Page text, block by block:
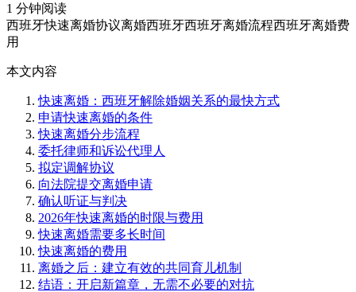
1 分钟阅读
西班牙快速离婚协议离婚西班牙西班牙离婚流程西班牙离婚费
用
本文内容
快速离婚：西班牙解除婚姻关系的最快方式
申请快速离婚的条件
快速离婚分步流程
委托律师和诉讼代理人
拟定调解协议
向法院提交离婚申请
确认听证与判决
2026年快速离婚的时限与费用
快速离婚需要多长时间
快速离婚的费用
离婚之后：建立有效的共同育儿机制
结语：开启新篇章，无需不必要的对抗